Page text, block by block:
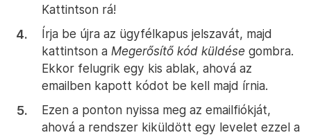
Kattintson rá!
Írja be újra az ügyfélkapus jelszavát, majd
kattintson a Megerősítő kód küldése gombra.
Ekkor felugrik egy kis ablak, ahová az
emailben kapott kódot be kell majd írnia.
Ezen a ponton nyissa meg az emailfiókját,
ahová a rendszer kiküldött egy levelet ezzel a